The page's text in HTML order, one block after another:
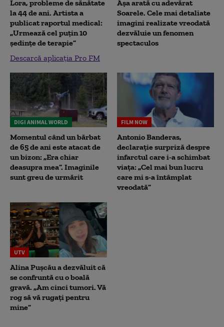
Lora, probleme de sănătate
la 44 de ani. Artista a
publicat raportul medical:
„Urmează cel puțin 10
ședințe de terapie”
Descarcă aplicația Pro FM
Așa arată cu adevărat
Soarele. Cele mai detaliate
imagini realizate vreodată
dezvăluie un fenomen
spectaculos
DIGI ANIMAL WORLD
Momentul când un bărbat
de 65 de ani este atacat de
un bizon: „Era chiar
deasupra mea”. Imaginile
sunt greu de urmărit
FILM NOW
Antonio Banderas,
declarație surpriză despre
infarctul care i-a schimbat
viața: „Cel mai bun lucru
care mi s-a întâmplat
vreodată”
UTV
Alina Pușcău a dezvăluit că
se confruntă cu o boală
gravă. „Am cinci tumori. Vă
rog să vă rugați pentru
mine”